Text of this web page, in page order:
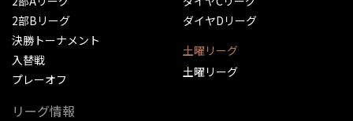
2部Bリーグ
決勝トーナメント
入替戦
プレーオフ
ダイヤDリーグ
土曜リーグ
土曜リーグ
リーグ情報